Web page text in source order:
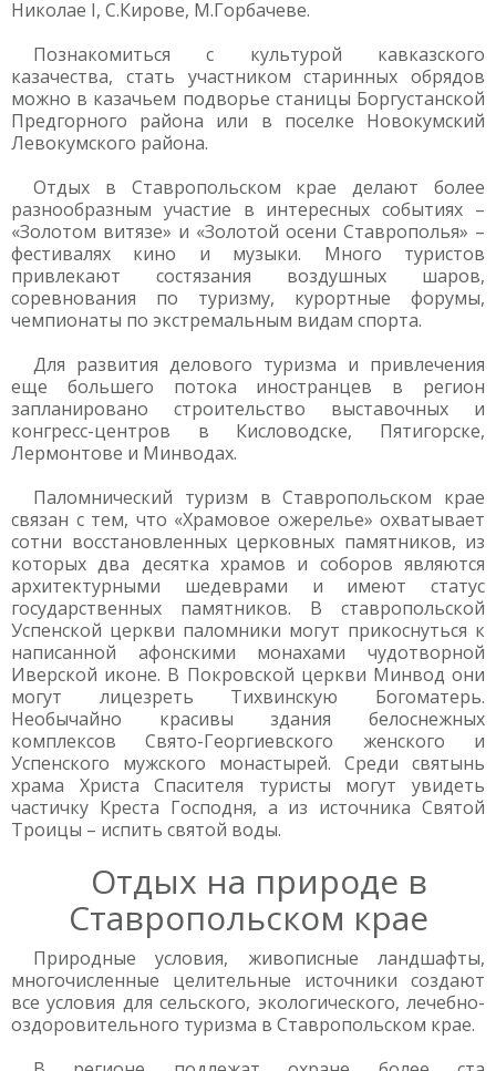
Николае I, С.Кирове, М.Горбачеве.
Познакомиться с культурой кавказского
казачества, стать участником старинных обрядов
можно в казачьем подворье станицы Боргустанской
Предгорного района или в поселке Новокумский
Левокумского района.
Отдых в Ставропольском крае делают более
разнообразным участие в интересных событиях –
«Золотом витязе» и «Золотой осени Ставрополья» –
фестивалях кино и музыки. Много туристов
привлекают состязания воздушных шаров,
соревнования по туризму, курортные форумы,
чемпионаты по экстремальным видам спорта.
Для развития делового туризма и привлечения
еще большего потока иностранцев в регион
запланировано строительство выставочных и
конгресс-центров в Кисловодске, Пятигорске,
Лермонтове и Минводах.
Паломнический туризм в Ставропольском крае
связан с тем, что «Храмовое ожерелье» охватывает
сотни восстановленных церковных памятников, из
которых два десятка храмов и соборов являются
архитектурными шедеврами и имеют статус
государственных памятников. В ставропольской
Успенской церкви паломники могут прикоснуться к
написанной афонскими монахами чудотворной
Иверской иконе. В Покровской церкви Минвод они
могут лицезреть Тихвинскую Богоматерь.
Необычайно красивы здания белоснежных
комплексов Свято-Георгиевского женского и
Успенского мужского монастырей. Среди святынь
храма Христа Спасителя туристы могут увидеть
частичку Креста Господня, а из источника Святой
Троицы – испить святой воды.
Отдых на природе в
Ставропольском крае
Природные условия, живописные ландшафты,
многочисленные целительные источники создают
все условия для сельского, экологического, лечебно-
оздоровительного туризма в Ставропольском крае.